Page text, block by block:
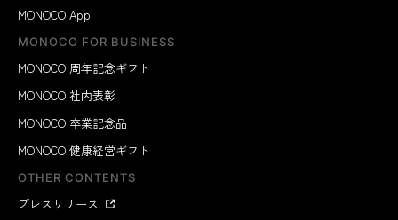
MONOCO App
MONOCO FOR BUSINESS
MONOCO 周年記念ギフト
MONOCO 社内表彰
MONOCO 卒業記念品
MONOCO 健康経営ギフト
OTHER CONTENTS
プレスリリース